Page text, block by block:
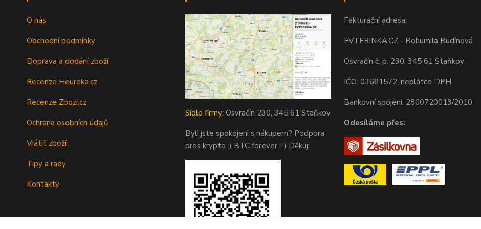
O nás
Obchodní podmínky
Doprava a dodání zboží
Recenze Heureka.cz
Recenze Zbozi.cz
Ochrana osobních údajů
Vrátit zboží
Tipy a rady
Kontakty
Sídlo firmy: Osvračín 230, 345 61 Staňkov
Byli jste spokojeni s nákupem? Podpora
pres krypto :) BTC forever :-) Děkuji
Fakturační adresa:
EVTERINKA.CZ - Bohumila Budínová
Osvračín č. p. 230, 345 61 Staňkov
IČO: 03681572, neplátce DPH
Bankovní spojení: 2800720013/2010
Odesíláme přes: